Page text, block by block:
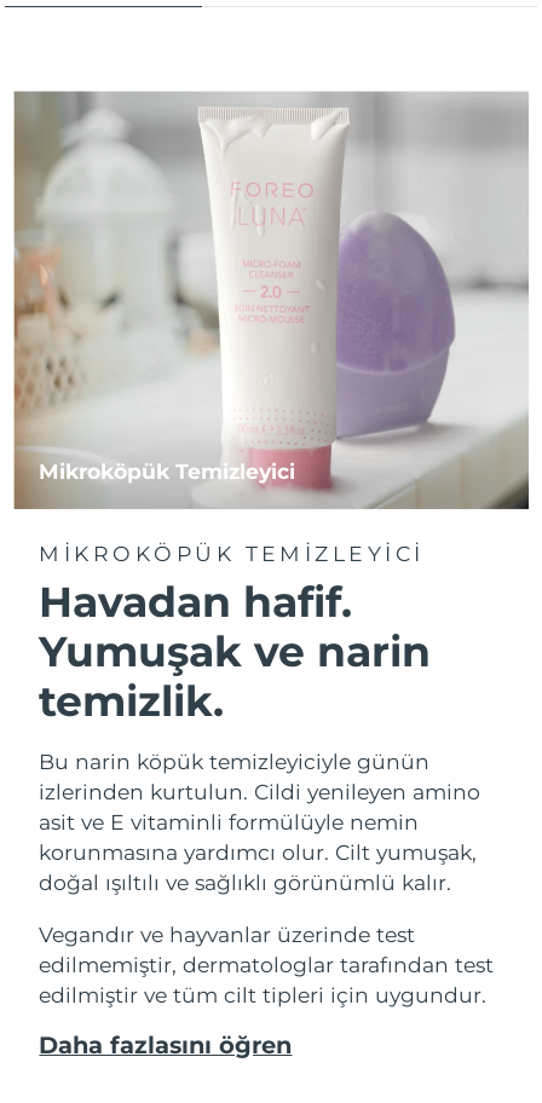
Mikroköpük Temizleyici
MIKROKÖPÜK TEMIZLEYICI
Havadan hafif.
Yumuşak ve narin
temizlik.
Bu narin köpük temizleyiciyle günün
izlerinden kurtulun. Cildi yenileyen amino
asit ve E vitaminli formülüyle nemin
korunmasına yardımcı olur. Cilt yumuşak,
doğal ışıltılı ve sağlıklı görünümlü kalır.
Vegandır ve hayvanlar üzerinde test
edilmemiştir, dermatologlar tarafından test
edilmiştir ve tüm cilt tipleri için uygundur.
Daha fazlasını öğren